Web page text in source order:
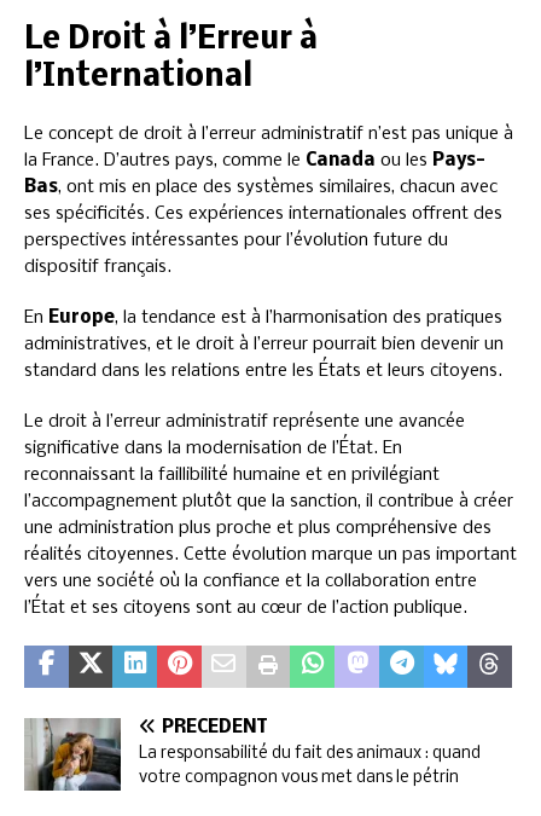
Le Droit à l’Erreur à
l’International
Le concept de droit à l’erreur administratif n’est pas unique à
la France. D’autres pays, comme le Canada ou les Pays-
Bas, ont mis en place des systèmes similaires, chacun avec
ses spécificités. Ces expériences internationales offrent des
perspectives intéressantes pour l’évolution future du
dispositif français.
En Europe, la tendance est à l’harmonisation des pratiques
administratives, et le droit à l’erreur pourrait bien devenir un
standard dans les relations entre les États et leurs citoyens.
Le droit à l’erreur administratif représente une avancée
significative dans la modernisation de l’État. En
reconnaissant la faillibilité humaine et en privilégiant
l’accompagnement plutôt que la sanction, il contribue à créer
une administration plus proche et plus compréhensive des
réalités citoyennes. Cette évolution marque un pas important
vers une société où la confiance et la collaboration entre
l’État et ses citoyens sont au cœur de l’action publique.
PRÉCÉDENT
La responsabilité du fait des animaux : quand
votre compagnon vous met dans le pétrin